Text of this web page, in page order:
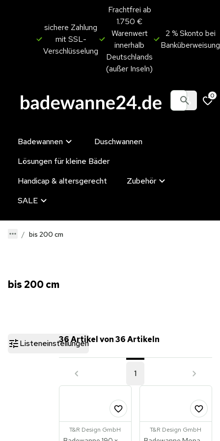
sichere Zahlung
mit SSL-
Verschlüsselung
Frachtfrei ab
1.750 €
Warenwert
innerhalb
Deutschlands
(außer Inseln)
2 % Skonto bei
Banküberweisung
0
Badewannen
Duschwannen
Lösungen für kleine Bäder
Handicap & altersgerecht
Zubehör
SALE
bis 200 cm
bis 200 cm
Listeneinstellungen36 Artikel von 36 Artikeln
1
T&R Design GmbH T&R Design GmbH